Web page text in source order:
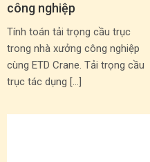
công nghiệp
Tính toán tải trọng cầu trục
trong nhà xưởng công nghiệp
cùng ETD Crane. Tải trọng cầu
trục tác dụng […]